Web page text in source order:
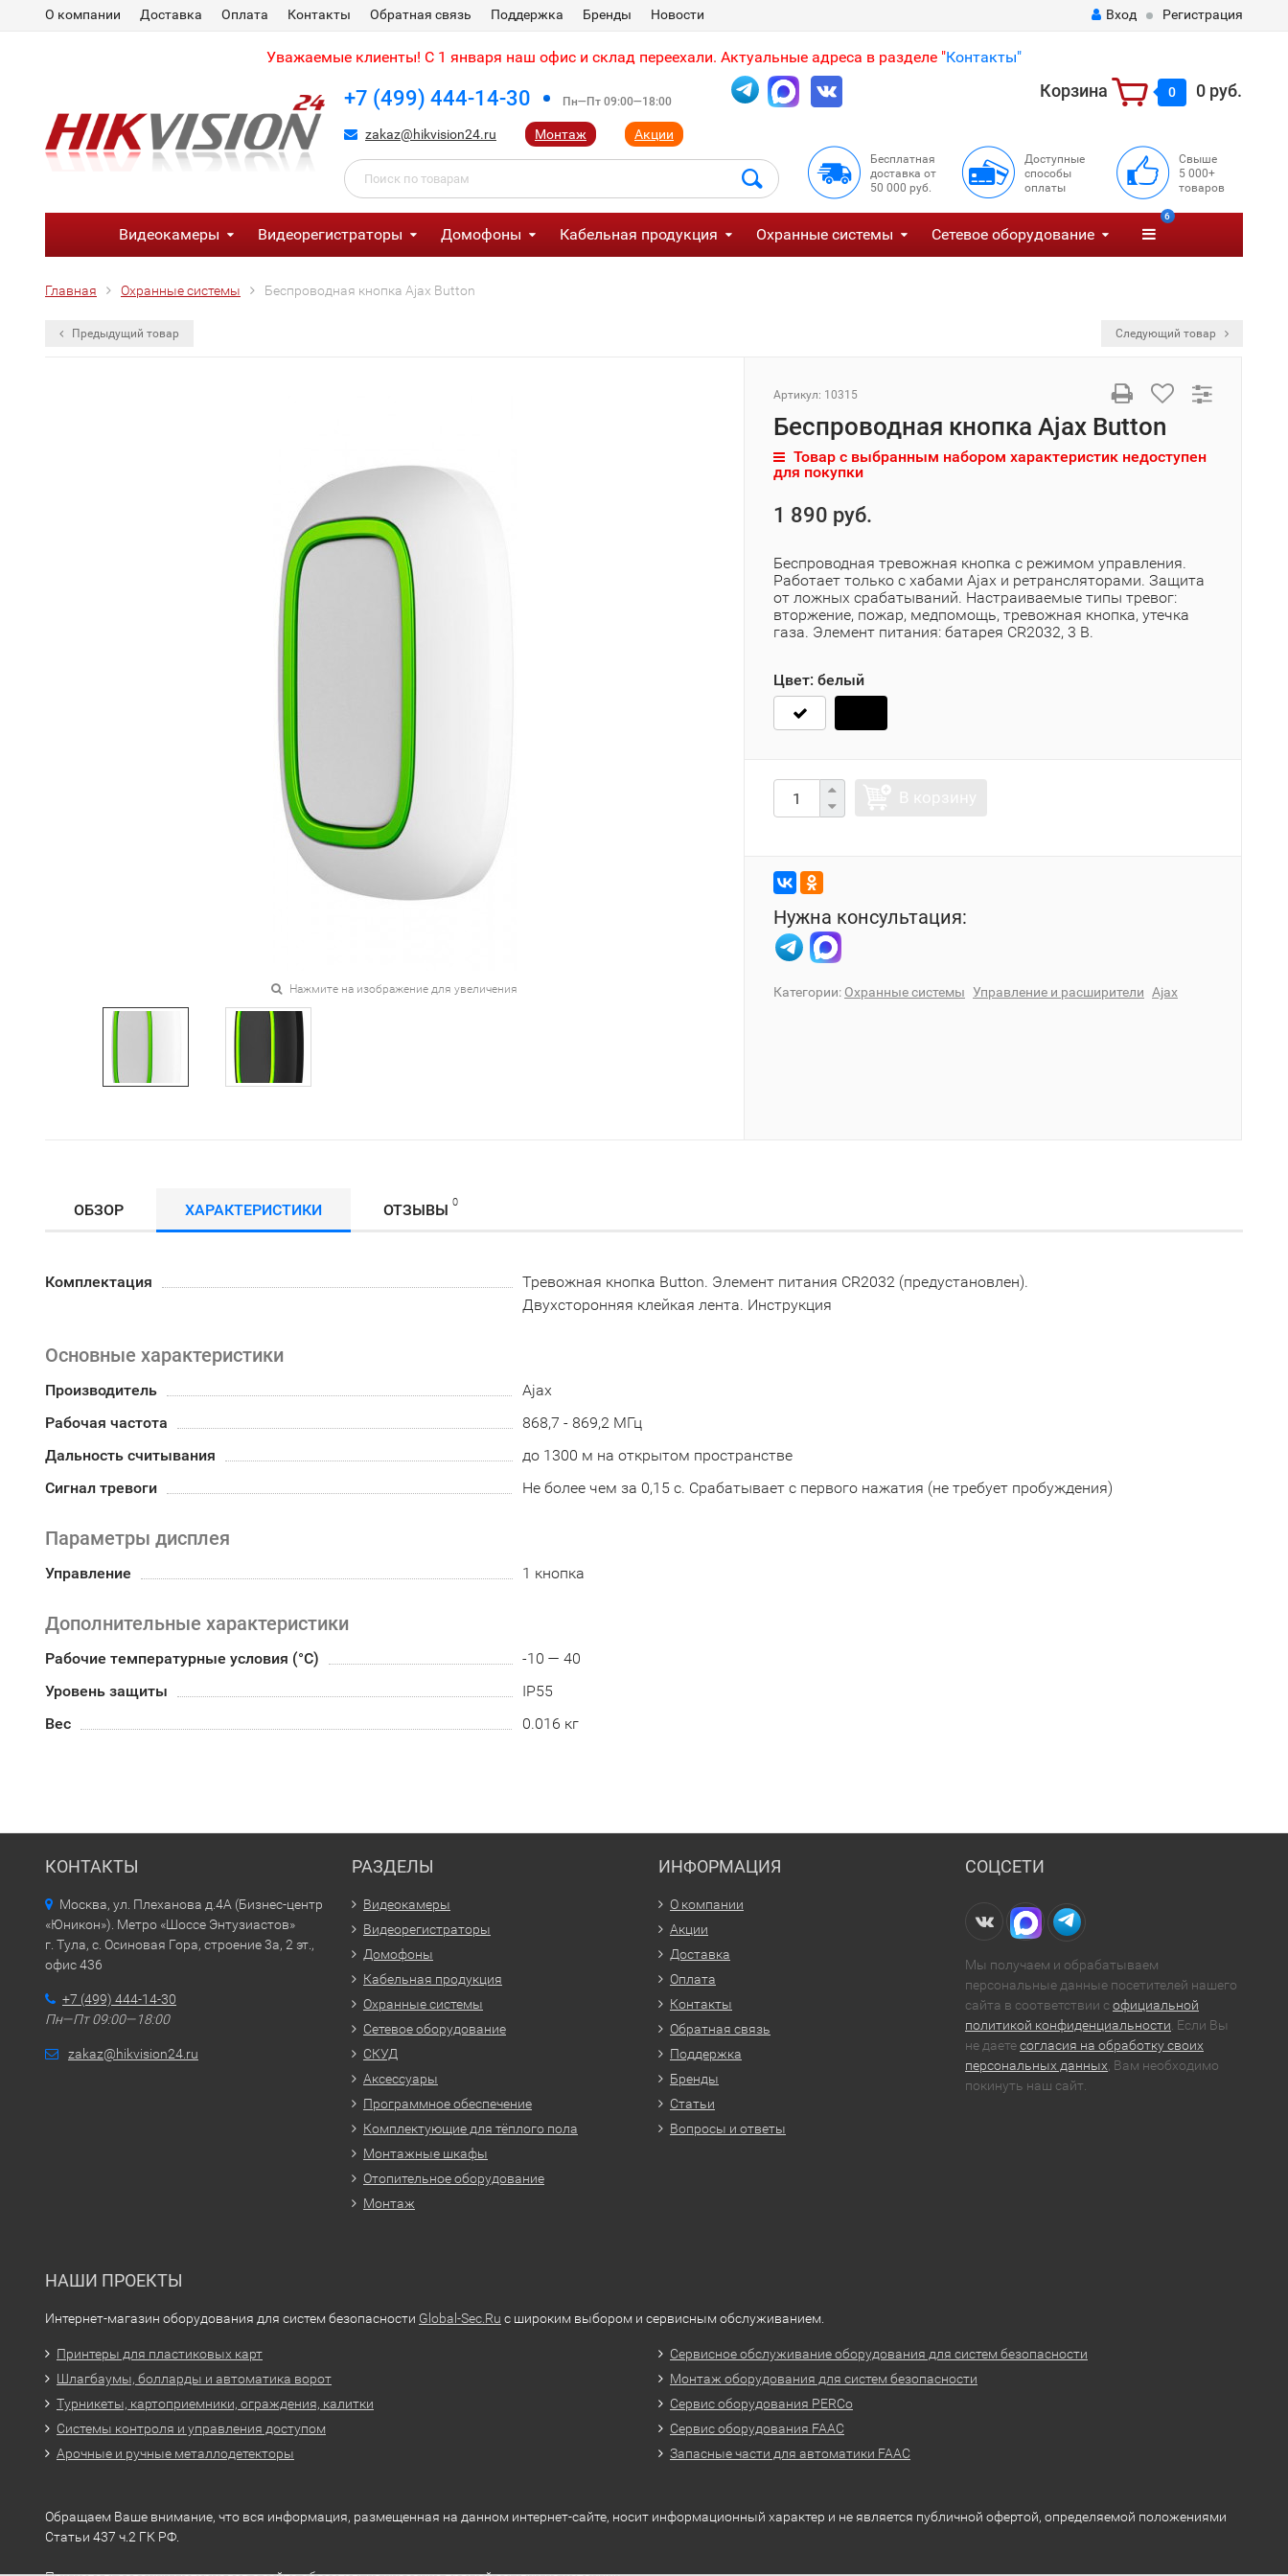
О компании Доставка Оплата Контакты Обратная связь Поддержка Бренды Новости Вход Регистрация
Уважаемые клиенты! С 1 января наш офис и склад переехали. Актуальные адреса в разделе "Контакты"
+7 (499) 444-14-30 Пн—Пт 09:00—18:00
zakaz@hikvision24.ru Монтаж Акции
Корзина 0 0 руб.
Бесплатная
доставка от
50 000 руб.
Доступные
способы
оплаты
Свыше
5 000+
товаров
Видеокамеры Видеорегистраторы Домофоны Кабельная продукция Охранные системы Сетевое оборудование
6
Главная Охранные системы Беспроводная кнопка Ajax Button
Предыдущий товар Следующий товар
Нажмите на изображение для увеличения
Артикул: 10315
Беспроводная кнопка Ajax Button
Товар с выбранным набором характеристик недоступен
для покупки
1 890 руб.
Беспроводная тревожная кнопка с режимом управления.
Работает только с хабами Ajax и ретрансляторами. Защита
от ложных срабатываний. Настраиваемые типы тревог:
вторжение, пожар, медпомощь, тревожная кнопка, утечка
газа. Элемент питания: батарея CR2032, 3 В.
Цвет: белый
Нужна консультация:
Категории: Охранные системы Управление и расширители Ajax
ОБЗОР ХАРАКТЕРИСТИКИ ОТЗЫВЫ 0
Комплектация
Тревожная кнопка Button. Элемент питания CR2032 (предустановлен).
Двухсторонняя клейкая лента. Инструкция
Основные характеристики
Производитель
Ajax
Рабочая частота
868,7 - 869,2 МГц
Дальность считывания
до 1300 м на открытом пространстве
Сигнал тревоги
Не более чем за 0,15 с. Срабатывает с первого нажатия (не требует пробуждения)
Параметры дисплея
Управление 1 кнопка
Дополнительные характеристики
Рабочие температурные условия (°С)
-10 — 40
Уровень защиты
IP55
Вес
0.016 кг
КОНТАКТЫ
Москва, ул. Плеханова д.4А (Бизнес-центр
«Юникон»). Метро «Шоссе Энтузиастов»
г. Тула, с. Осиновая Гора, строение 3а, 2 эт.,
офис 436
+7 (499) 444-14-30
Пн—Пт 09:00—18:00
zakaz@hikvision24.ru
РАЗДЕЛЫ
Видеокамеры
Видеорегистраторы
Домофоны
Кабельная продукция
Охранные системы
Сетевое оборудование
СКУД
Аксессуары
Программное обеспечение
Комплектующие для тёплого пола
Монтажные шкафы
Отопительное оборудование
Монтаж
ИНФОРМАЦИЯ
О компании
Акции
Доставка
Оплата
Контакты
Обратная связь
Поддержка
Бренды
Статьи
Вопросы и ответы
СОЦСЕТИ
Мы получаем и обрабатываем
персональные данные посетителей нашего
сайта в соответствии софициальной
политикой конфиденциальности . Если Вы
не даетесогласия на обработку своих
персональных данных , Вам необходимо
покинуть наш сайт.
НАШИ ПРОЕКТЫ
Интернет-магазин оборудования для систем безопасности Global-Sec.Ru с широким выбором и сервисным обслуживанием.
Принтеры для пластиковых карт
Шлагбаумы, болларды и автоматика ворот
Турникеты, картоприемники, ограждения, калитки
Системы контроля и управления доступом
Арочные и ручные металлодетекторы
Сервисное обслуживание оборудования для систем безопасности
Монтаж оборудования для систем безопасности
Сервис оборудования PERCo
Сервис оборудования FAAC
Запасные части для автоматики FAAC
Обращаем Ваше внимание, что вся информация, размещенная на данном интернет-сайте, носит информационный характер и не является публичной офертой, определяемой положениями
Статьи 437 ч.2 ГК РФ.